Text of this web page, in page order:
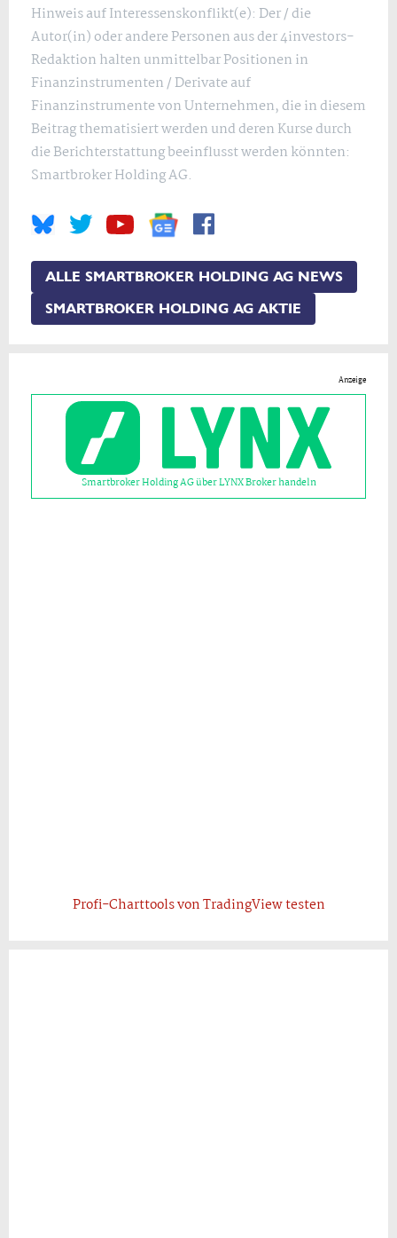
Hinweis auf Interessenskonflikt(e): Der / die
Autor(in) oder andere Personen aus der 4investors-
Redaktion halten unmittelbar Positionen in
Finanzinstrumenten / Derivate auf
Finanzinstrumente von Unternehmen, die in diesem
Beitrag thematisiert werden und deren Kurse durch
die Berichterstattung beeinflusst werden könnten:
Smartbroker Holding AG.
ALLE SMARTBROKER HOLDING AG NEWS
SMARTBROKER HOLDING AG AKTIE
Anzeige
Smartbroker Holding AG über LYNX Broker handeln
Profi-Charttools von TradingView testen